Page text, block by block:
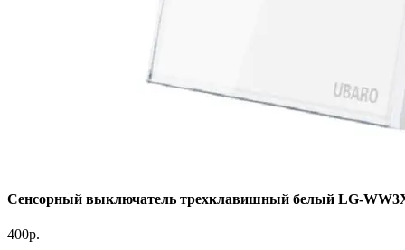
Сенсорный выключатель трехклавишный белый LG-
400р.